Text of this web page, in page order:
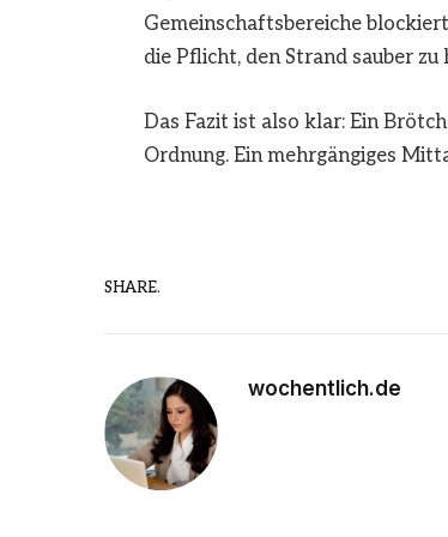
Gemeinschaftsbereiche
die Pflicht, den Strand sauber
Das Fazit ist also klar: Ein
Ordnung. Ein mehrgängiges
SHARE.
wochentlich.de